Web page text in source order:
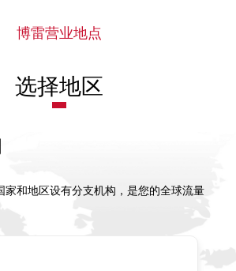
博雷营业地点
选择地区
和地区设有分支机构，是您的全球流量